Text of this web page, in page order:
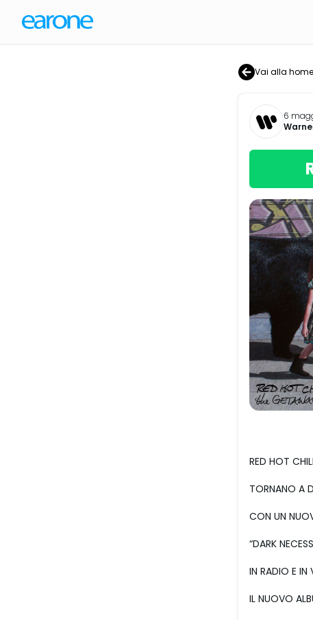
Vai alla home
6
RED HOT
TORNANO A
CON UN
“DARK
IN RADIO E
IL NUOVO